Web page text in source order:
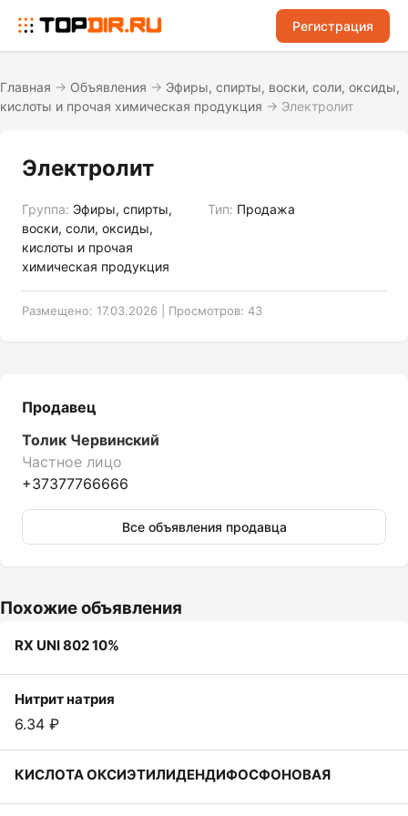
Регистрация
Главная → Объявления → Эфиры, спирты, воски, соли, оксиды,
кислоты и прочая химическая продукция → Электролит
Электролит
Группа: Эфиры, спирты,
воски, соли, оксиды,
кислоты и прочая
химическая продукция
Тип: Продажа
Размещено: 17.03.2026 | Просмотров: 43
Продавец
Толик Червинский
Частное лицо
+37377766666
Все объявления продавца
Похожие объявления
RX UNI 802 10%
Нитрит натрия
6.34 ₽
КИСЛОТА ОКСИЭТИЛИДЕНДИФОСФОНОВАЯ